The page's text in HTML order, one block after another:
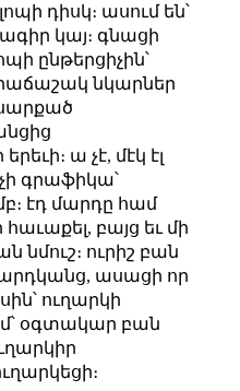
դիսկ։ ասում են՝
կայ։ գնացի
ընթերցիչին՝
նկարներ
սարքած
ա չէ, մէկ էլ
գրաֆիկա՝
էդ մարդը համ
բայց եւ մի
նմուշ։ ուրիշ բան
ասացի որ
ուղարկի
օգտակար բան